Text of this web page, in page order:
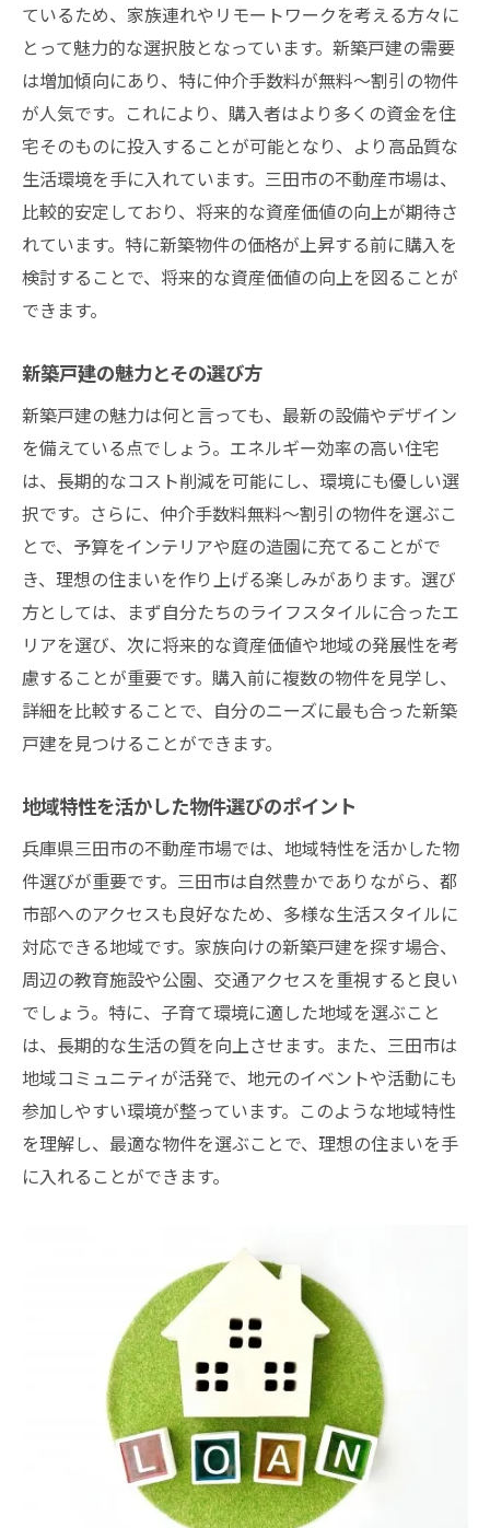
新築戸建の立地選びのポイント
長く住むための住宅性能の見極め方
購入決定前に確認すべき重要事項
希望条件を叶える不動産選びの工夫
兵庫県三田市の不動産市場最新情報でお得に購
入
三田市の不動産市場の変遷と今後の展望
最新の物件情報をいち早くキャッチする方
ミング
仲介業者が提供する最新情報の入手法
不動産市場動向を理解した賢い購入計画
市場情報を基にした戦略的な物件選び
ているため、家族連れやリモートワークを考える方々に
とって魅力的な選択肢となっています。新築戸建の需要
は増加傾向にあり、特に仲介手数料が無料～割引の物件
が人気です。これにより、購入者はより多くの資金を住
宅そのものに投入することが可能となり、より高品質な
生活環境を手に入れています。三田市の不動産市場は、
比較的安定しており、将来的な資産価値の向上が期待さ
れています。特に新築物件の価格が上昇する前に購入を
検討することで、将来的な資産価値の向上を図ることが
できます。
新築戸建の魅力とその選び方
新築戸建の魅力は何と言っても、最新の設備やデザイン
を備えている点でしょう。エネルギー効率の高い住宅
は、長期的なコスト削減を可能にし、環境にも優しい選
択です。さらに、仲介手数料無料～割引の物件を選ぶこ
とで、予算をインテリアや庭の造園に充てることがで
き、理想の住まいを作り上げる楽しみがあります。選び
方としては、まず自分たちのライフスタイルに合ったエ
リアを選び、次に将来的な資産価値や地域の発展性を考
慮することが重要です。購入前に複数の物件を見学し、
詳細を比較することで、自分のニーズに最も合った新築
戸建を見つけることができます。
地域特性を活かした物件選びのポイント
兵庫県三田市の不動産市場では、地域特性を活かした物
件選びが重要です。三田市は自然豊かでありながら、都
市部へのアクセスも良好なため、多様な生活スタイルに
対応できる地域です。家族向けの新築戸建を探す場合、
周辺の教育施設や公園、交通アクセスを重視すると良い
でしょう。特に、子育て環境に適した地域を選ぶこと
は、長期的な生活の質を向上させます。また、三田市は
地域コミュニティが活発で、地元のイベントや活動にも
参加しやすい環境が整っています。このような地域特性
を理解し、最適な物件を選ぶことで、理想の住まいを手
に入れることができます。